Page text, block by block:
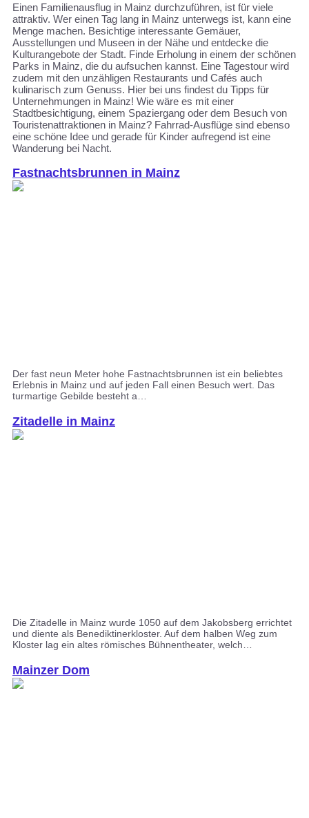
Einen Familienausflug in Mainz durchzuführen, ist für viele
attraktiv. Wer einen Tag lang in Mainz unterwegs ist, kann eine
Menge machen. Besichtige interessante Gemäuer,
Ausstellungen und Museen in der Nähe und entdecke die
Kulturangebote der Stadt. Finde Erholung in einem der schönen
Parks in Mainz, die du aufsuchen kannst. Eine Tagestour wird
zudem mit den unzähligen Restaurants und Cafés auch
kulinarisch zum Genuss. Hier bei uns findest du Tipps für
Unternehmungen in Mainz! Wie wäre es mit einer
Stadtbesichtigung, einem Spaziergang oder dem Besuch von
Touristenattraktionen in Mainz? Fahrrad-Ausflüge sind ebenso
eine schöne Idee und gerade für Kinder aufregend ist eine
Wanderung bei Nacht.
Fastnachtsbrunnen in Mainz
Der fast neun Meter hohe Fastnachtsbrunnen ist ein beliebtes
Erlebnis in Mainz und auf jeden Fall einen Besuch wert. Das
turmartige Gebilde besteht a…
Zitadelle in Mainz
Die Zitadelle in Mainz wurde 1050 auf dem Jakobsberg errichtet
und diente als Benediktinerkloster. Auf dem halben Weg zum
Kloster lag ein altes römisches Bühnentheater, welch…
Mainzer Dom